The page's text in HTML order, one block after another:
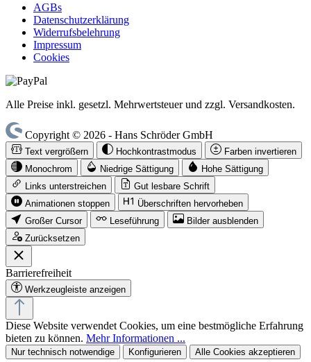
AGBs
Datenschutzerklärung
Widerrufsbelehrung
Impressum
Cookies
Alle Preise inkl. gesetzl. Mehrwertsteuer und zzgl. Versandkosten.
Copyright © 2026 - Hans Schröder GmbH
Text vergrößern Hochkontrastmodus
Farben invertieren
Monochrom
Niedrige Sättigung
Hohe Sättigung
Links unterstreichen
Gut lesbare Schrift
Animationen stoppen
Überschriften hervorheben
Großer Cursor
Leseführung
Bilder ausblenden
Zurücksetzen
Barrierefreiheit
Werkzeugleiste anzeigen
Diese Website verwendet Cookies, um eine bestmögliche Erfahrung
bieten zu können. Mehr Informationen ...
Nur technisch notwendige Konfigurieren Alle Cookies akzeptieren